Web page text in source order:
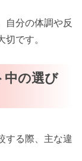
自分の体調や反
です。
中の選び
する際、主な違